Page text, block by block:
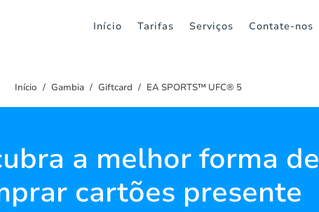
Início Tarifas Serviços Contate-nos
Início Gambia Giftcard EA SPORTS™ UFC® 5
a melhor forma de
cartões presente